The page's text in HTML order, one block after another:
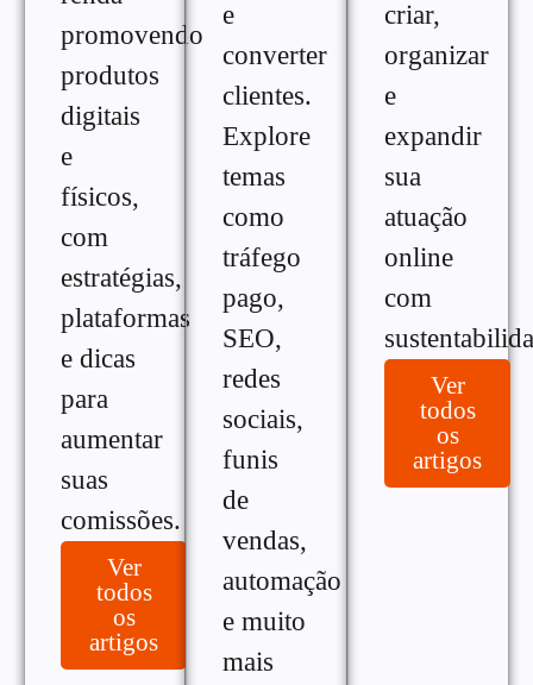
promovendo
produtos
digitais
e
físicos,
com
estratégias,
plataformas
e dicas
para
aumentar
suas
comissões.
Ver
todos
os
artigos
e
converter
clientes.
Explore
temas
como
tráfego
pago,
SEO,
redes
sociais,
funis
de
vendas,
automação
e muito
mais
criar,
organizar
e
expandir
sua
atuação
online
com
Ver
todos
os
artigos